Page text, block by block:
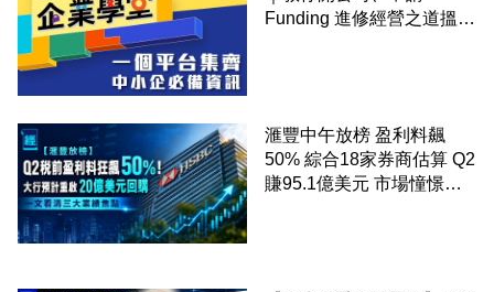
Funding 進修經營之道搵大
滙豐中午放榜 盈利料飆
50% 綜合18家券商估算 Q2
賺95.1億美元 市場憧憬重